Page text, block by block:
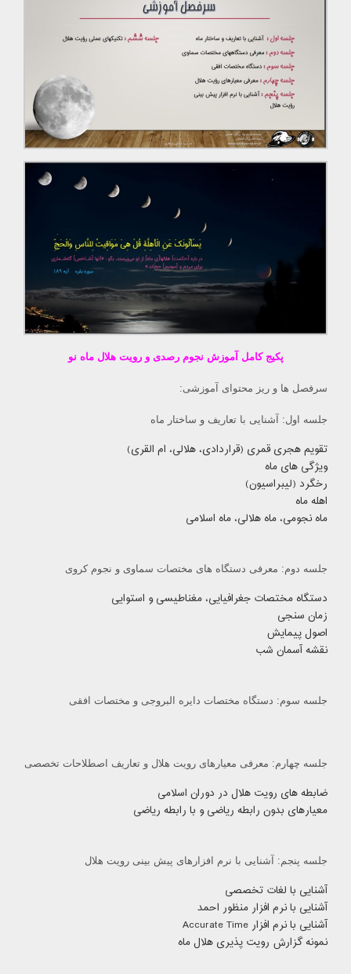
پکیج کامل آموزش نجوم رصدی و رویت هلال ماه نو
سرفصل ها و ریز محتوای آموزشی:
جلسه اول: آشنایی با تعاریف و ساختار ماه
تقویم هجری قمری (قراردادی، هلالی، ام القری)
ویژگی های ماه
رخگرد (لیبراسیون)
اهله ماه
ماه نجومی، ماه هلالی، ماه اسلامی
جلسه دوم: معرفی دستگاه های مختصات سماوی و نجوم کروی
دستگاه مختصات جغرافیایی، مغناطیسی و استوایی
زمان سنجی
اصول پیمایش
نقشه آسمان شب
جلسه سوم: دستگاه مختصات دایره البروجی و مختصات افقی
جلسه چهارم: معرفی معیارهای رویت هلال و تعاریف اصطلاحات تخصصی
ضابطه های رویت هلال در دوران اسلامی
معیارهای بدون رابطه ریاضی و با رابطه ریاضی
جلسه پنجم: آشنایی با نرم افزارهای پیش بینی رویت هلال
آشنایی با لغات تخصصی
آشنایی با نرم افزار منظور احمد
آشنایی با نرم افزار Accurate Time
نمونه گزارش رویت پذیری هلال ماه